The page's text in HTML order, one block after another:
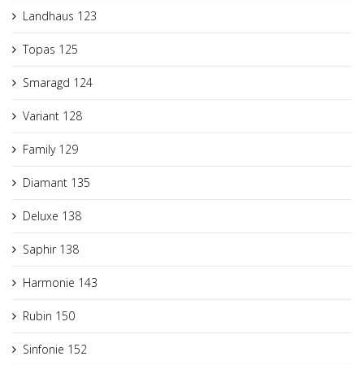
Landhaus 123
Topas 125
Smaragd 124
Variant 128
Family 129
Diamant 135
Deluxe 138
Saphir 138
Harmonie 143
Rubin 150
Sinfonie 152